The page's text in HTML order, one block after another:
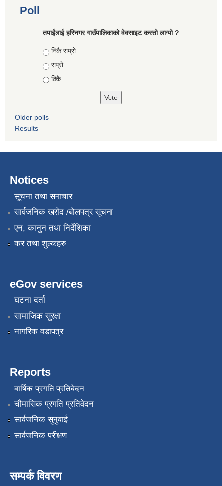
Poll
तपाईंलाई हरिनगर गाउँपालिकाको वेवसाइट कस्तो लाग्यो ?
Choices
निकै राम्राे
राम्राे
ठिकै
Older polls
Results
Notices
सूचना तथा समाचार
सार्वजनिक खरीद /बोलपत्र सूचना
एन, कानुन तथा निर्देशिका
कर तथा शुल्कहरु
eGov services
घटना दर्ता
सामाजिक सुरक्षा
नागरिक वडापत्र
Reports
वार्षिक प्रगति प्रतिवेदन
चौमासिक प्रगति प्रतिवेदन
सार्वजनिक सुनुवाई
सार्वजनिक परीक्षण
सम्पर्क विवरण